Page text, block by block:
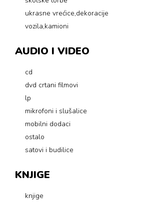
ukrasne vrećice,dekoracije
vozila,kamioni
AUDIO I VIDEO
cd
dvd crtani filmovi
lp
mikrofoni i slušalice
mobilni dodaci
ostalo
satovi i budilice
KNJIGE
knjige